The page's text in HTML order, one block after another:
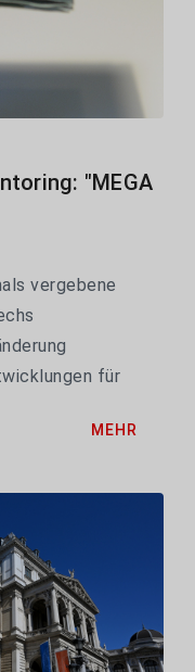
"MEGA
vergebene
für
MEHR